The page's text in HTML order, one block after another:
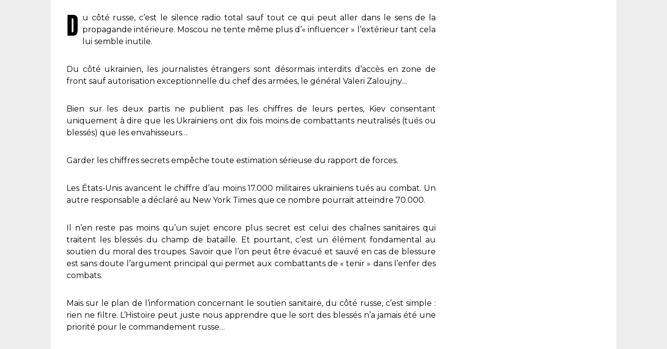
D u côté russe, c’est le silence radio total sauf tout ce qui peut aller dans le sens de la
propagande intérieure. Moscou ne tente même plus d’« influencer » l’extérieur tant cela
lui semble inutile.
Du côté ukrainien, les journalistes étrangers sont désormais interdits d’accès en zone de
front sauf autorisation exceptionnelle du chef des armées, le général Valeri Zaloujny…
Bien sur les deux partis ne publient pas les chiffres de leurs pertes, Kiev consentant
uniquement à dire que les Ukrainiens ont dix fois moins de combattants neutralisés (tués ou
blessés) que les envahisseurs…
Garder les chiffres secrets empêche toute estimation sérieuse du rapport de forces.
Les États-Unis avancent le chiffre d’au moins 17.000 militaires ukrainiens tués au combat. Un
autre responsable a déclaré au New York Times que ce nombre pourrait atteindre 70.000.
Il n’en reste pas moins qu’un sujet encore plus secret est celui des chaînes sanitaires qui
traitent les blessés du champ de bataille. Et pourtant, c’est un élément fondamental au
soutien du moral des troupes. Savoir que l’on peut être évacué et sauvé en cas de blessure
est sans doute l’argument principal qui permet aux combattants de « tenir » dans l’enfer des
combats.
Mais sur le plan de l’information concernant le soutien sanitaire, du côté russe, c’est simple :
rien ne filtre. L’Histoire peut juste nous apprendre que le sort des blessés n’a jamais été une
priorité pour le commandement russe…